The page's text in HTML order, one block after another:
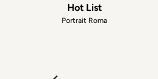
Hot List
Portrait Roma